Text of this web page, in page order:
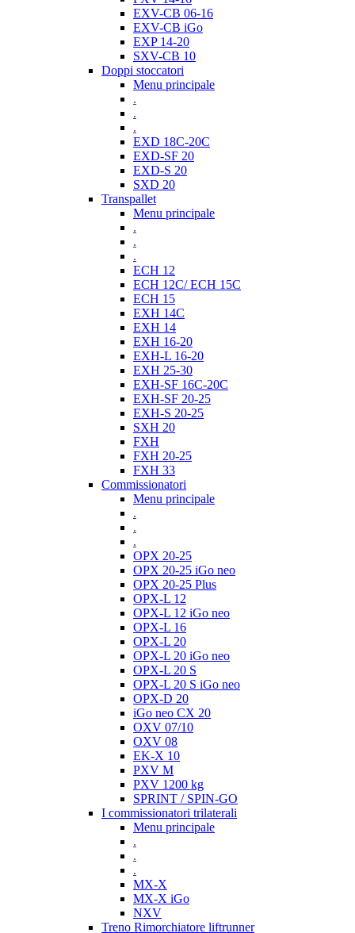
EXV-CB 06-16
EXV-CB iGo
EXP 14-20
SXV-CB 10
Doppi stoccatori
Menu principale
.
.
.
EXD 18C-20C
EXD-SF 20
EXD-S 20
SXD 20
Transpallet
Menu principale
.
.
.
ECH 12
ECH 12C/ ECH 15C
ECH 15
EXH 14C
EXH 14
EXH 16-20
EXH-L 16-20
EXH 25-30
EXH-SF 16C-20C
EXH-SF 20-25
EXH-S 20-25
SXH 20
FXH
FXH 20-25
FXH 33
Commissionatori
Menu principale
.
.
.
OPX 20-25
OPX 20-25 iGo neo
OPX 20-25 Plus
OPX-L 12
OPX-L 12 iGo neo
OPX-L 16
OPX-L 20
OPX-L 20 iGo neo
OPX-L 20 S
OPX-L 20 S iGo neo
OPX-D 20
iGo neo CX 20
OXV 07/10
OXV 08
EK-X 10
PXV M
PXV 1200 kg
SPRINT / SPIN-GO
I commissionatori trilaterali
Menu principale
.
.
.
MX-X
MX-X iGo
NXV
Treno Rimorchiatore liftrunner